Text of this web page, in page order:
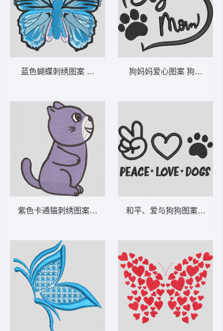
蓝色蝴蝶刺绣图案 蓝色蝴蝶图案-DST格式
紫色卡通猫刺绣图案 可爱的小猫咪坐着-DST
狗妈妈爱心图案 狗狗妈
和平、爱与狗狗图案 和平